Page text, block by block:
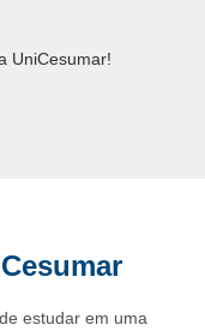
UniCesumar!
estudar em uma